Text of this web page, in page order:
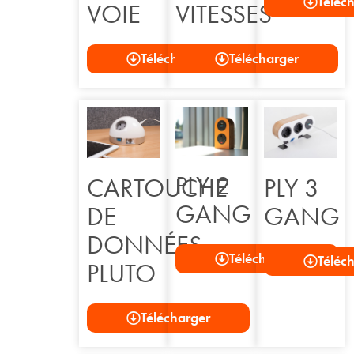
VOIE
Télécharger
VITESSES
Télécharger
CARTOUCHE
DE
DONNÉES
PLUTO
Télécharger
PLY 2
GANG
Télécharger
PLY 3
GANG